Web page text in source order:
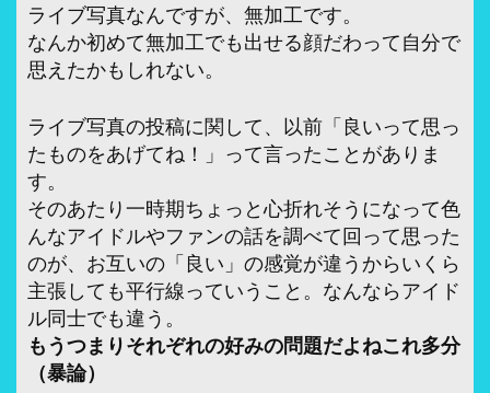
ライブ写真なんですが、無加工です。
なんか初めて無加工でも出せる顔だわって自分で
思えたかもしれない。
ライブ写真の投稿に関して、以前「良いって思っ
たものをあげてね！」って言ったことがありま
す。
そのあたり一時期ちょっと心折れそうになって色
んなアイドルやファンの話を調べて回って思った
のが、お互いの「良い」の感覚が違うからいくら
主張しても平行線っていうこと。なんならアイド
ル同士でも違う。
もうつまりそれぞれの好みの問題だよねこれ多分
（暴論）